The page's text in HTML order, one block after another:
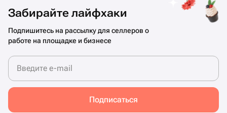
Забирайте лайфхаки
Подпишитесь на рассылку для селлеров о
работе на площадке и бизнесе
Введите e-mail
Подписаться